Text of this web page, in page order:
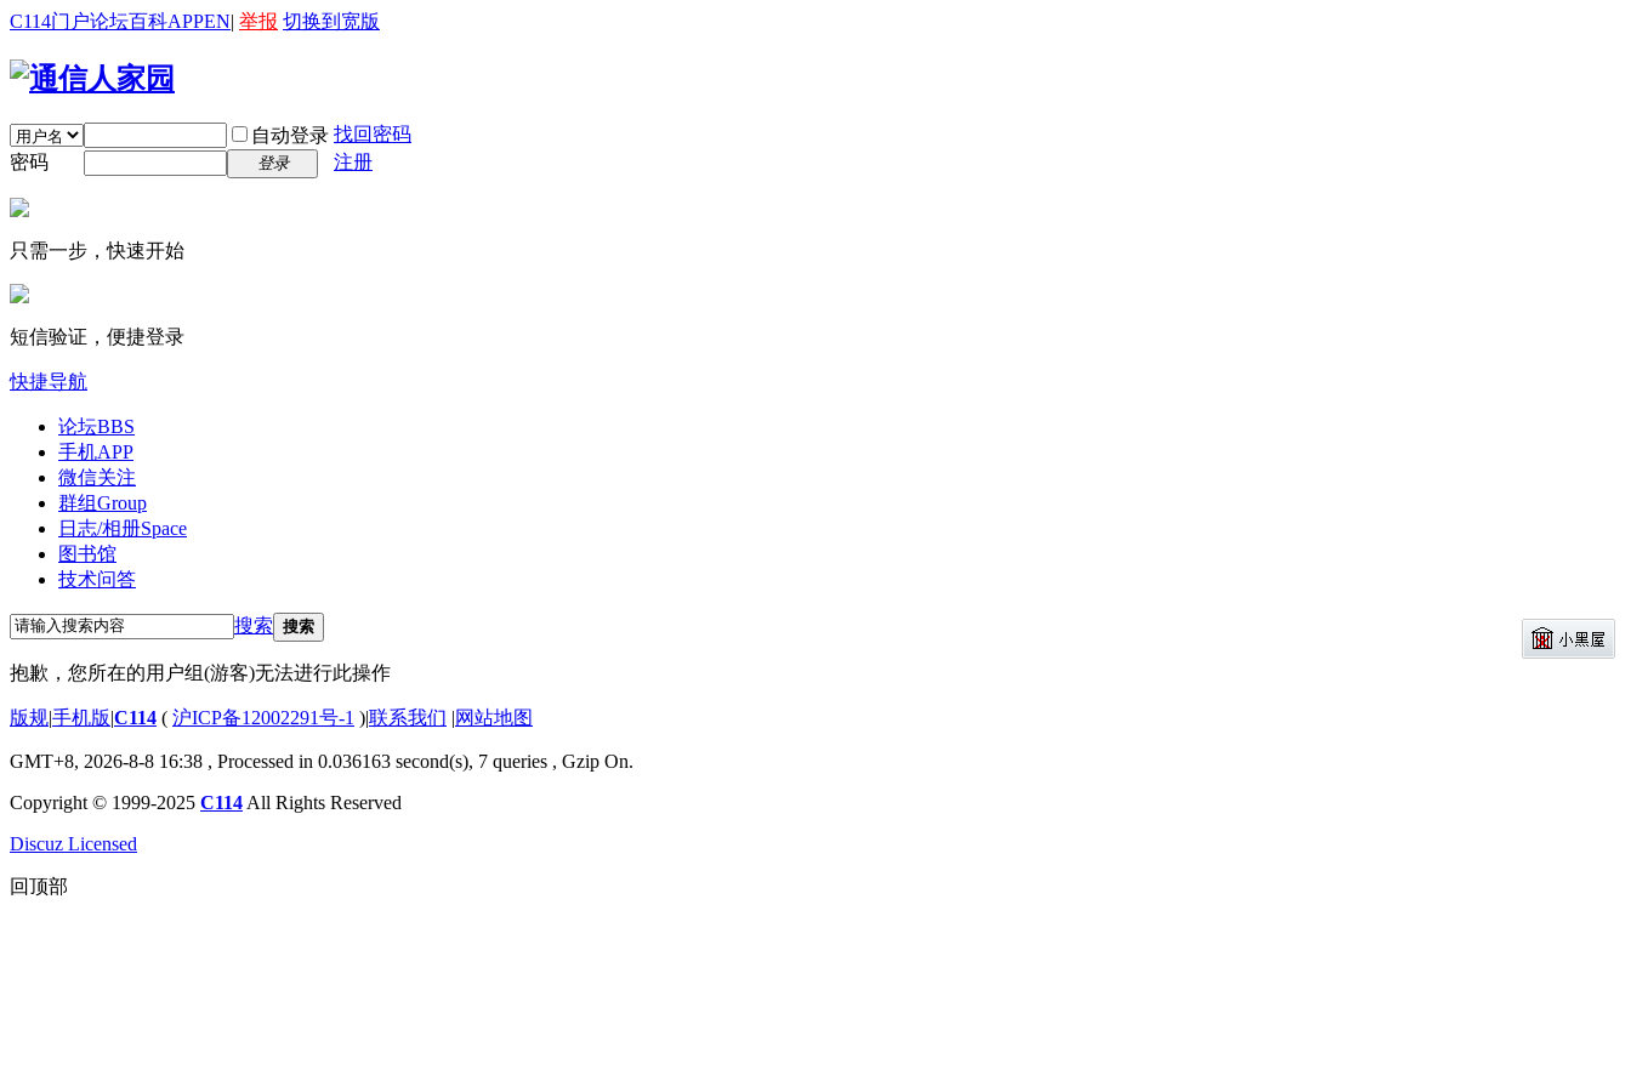
C114门户论坛百科APPEN| 举报 切换到宽版
自动登录 找回密码
密码
登录 注册
只需一步，快速开始
短信验证，便捷登录
快捷导航
论坛BBS
手机APP
微信关注
群组Group
日志/相册Space
图书馆
技术问答
搜索 搜索
抱歉，您所在的用户组(游客)无法进行此操作
版规|手机版|C114 ( 沪ICP备12002291号-1 )|联系我们 |网站地图
GMT+8, 2026-8-8 16:38 , Processed in 0.036163 second(s), 7 queries , Gzip On.
Copyright © 1999-2025 C114 All Rights Reserved
Discuz Licensed
回顶部